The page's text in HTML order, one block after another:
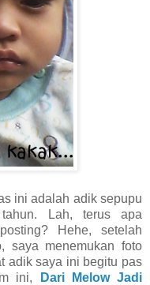
ini adalah adik sepupu
Lah, terus apa
Hehe, setelah
saya menemukan foto
adik saya ini begitu pas
ini,
Dari Melow Jadi